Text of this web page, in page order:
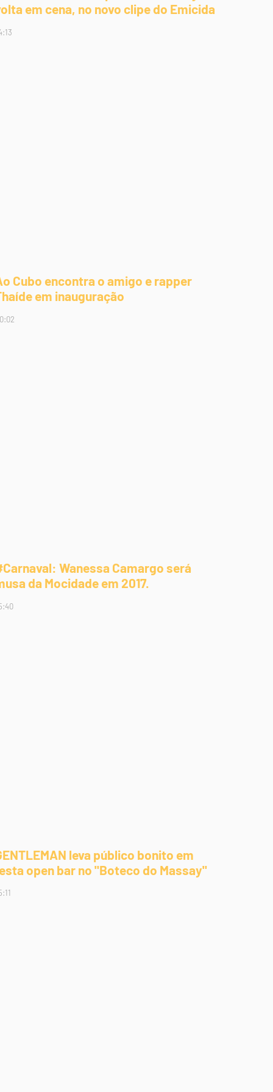
em cena, no novo clipe do Emicida
Cubo encontra o amigo e rapper
em inauguração
Wanessa Camargo será
da Mocidade em 2017.
leva público bonito em
open bar no "Boteco do Massay"